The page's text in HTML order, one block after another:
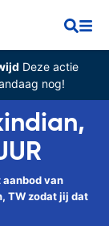
Deze actie
nog!
van
TW zodat jij dat